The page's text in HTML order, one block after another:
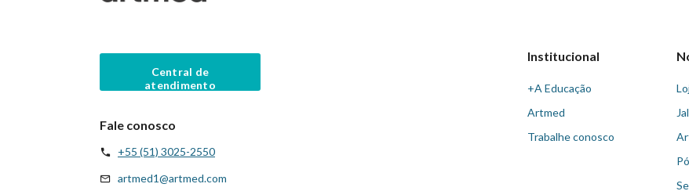
Central de
atendimento
Fale conosco
+55 (51) 3025-2550
artmed1@artmed.com
Institucional
+A Educação
Artmed
Trabalhe conosco